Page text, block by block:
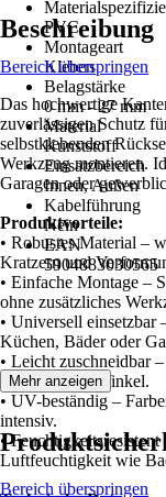
PVC
Montageart
Kleben
Belagstärke
0 mm - 27 mm
Material
Kunststoff
Einsatzbereich
Innen, Außen
Kabelführung
Nein
EAN
5904883030565
Beschreibung
Bereich überspringen
Das hochwertige
zuverlässigen Schutz
selbstklebenden
Werkzeug montieren.
Garagen oder
Produktvorteile:
• Robustes Material –
Kratzern und
• Einfache Montage –
ohne zusätzliches
• Universell einsetzbar
Küchen, Bäder oder
• Leicht zuschneidbar
sauberen 90°-Winkel.
• UV-beständig –
intensiv.
•
Luftfeuchtigkeit wie
Mehr anzeigen
Bereich überspringen